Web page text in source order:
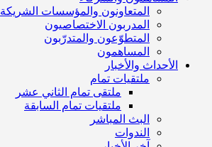
المتعاونون والمؤسسات الشريكة
المدربون الاختصاصيون
المتطوّعون والمتدرّبون
المساهمون
الأحداث والأخبار
ملتقيات تمام
ملتقى تمام الثاني عشر
ملتقيات تمام السابقة
البث المباشر
الندوات